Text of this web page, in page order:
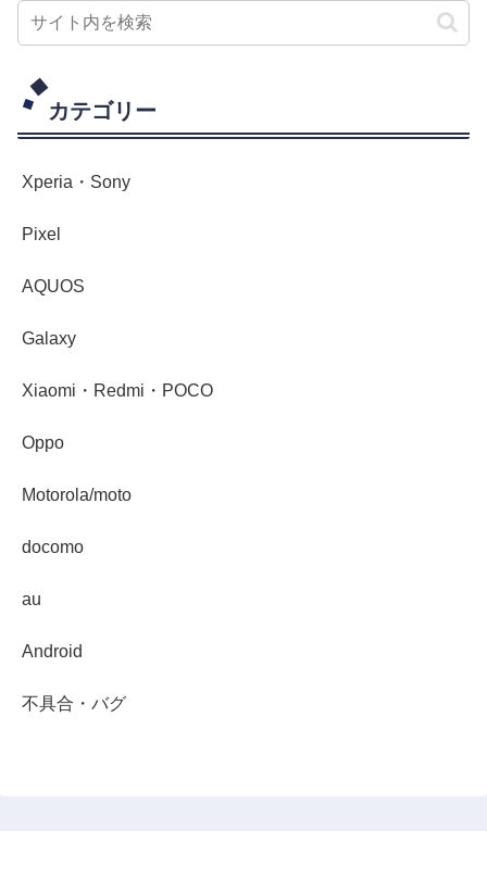
カテゴリー
Xperia・Sony
Pixel
AQUOS
Galaxy
Xiaomi・Redmi・POCO
Oppo
Motorola/moto
docomo
au
Android
不具合・バグ